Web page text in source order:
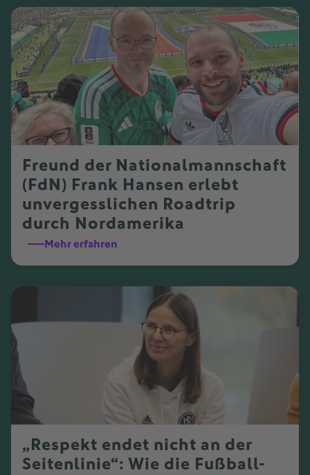
Freund der Nationalmannschaft
(FdN) Frank Hansen erlebt
unvergesslichen Roadtrip
durch Nordamerika
Mehr erfahren
„Respekt endet nicht an der
Seitenlinie“: Wie die Fußball-